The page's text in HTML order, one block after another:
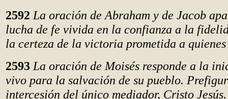
2592 La oración de Abraham y de Jacob
lucha de fe vivida en la confianza a la
la certeza de la victoria prometida a
2593 La oración de Moisés responde a la
vivo para la salvación de su pueblo.
intercesión del único mediador, Cristo Jesús.